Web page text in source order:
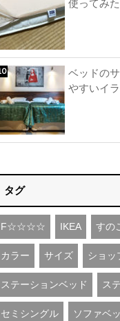
使ってみ
ベッドの
やすいイ
タグ
F☆☆☆☆ IKEA すの
カラー サイズ ショッ
ステーションベッド ス
セミシングル ソファベ